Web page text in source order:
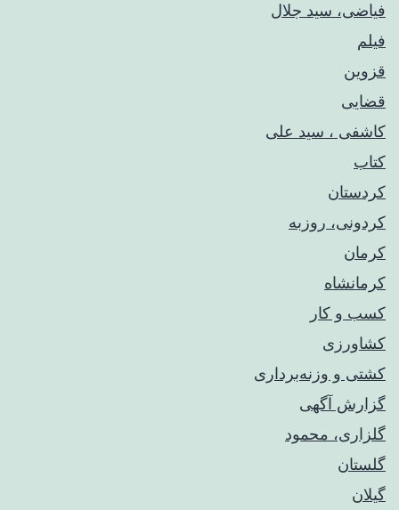
فیاضی، سید جلال
فیلم
قزوین
قضایی
کاشفی ، سید علی
کتاب
کردستان
کردونی، روزبه
کرمان
کرمانشاه
کسب و کار
کشاورزی
کشتی و وزنه‌برداری
گزارش آگهی
گلزاری، محمود
گلستان
گیلان